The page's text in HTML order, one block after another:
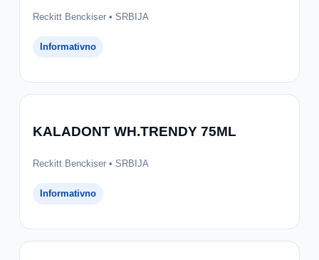
Reckitt Benckiser • SRBIJA
Informativno
KALADONT WH.TRENDY 75ML
Reckitt Benckiser • SRBIJA
Informativno